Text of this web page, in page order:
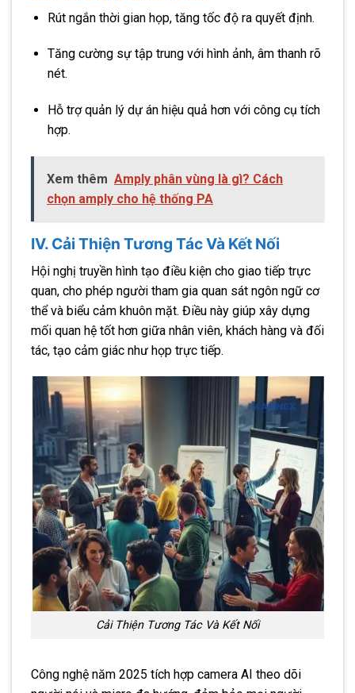
Rút ngắn thời gian họp, tăng tốc độ ra quyết định.
Tăng cường sự tập trung với hình ảnh, âm thanh rõ
nét.
Hỗ trợ quản lý dự án hiệu quả hơn với công cụ tích
hợp.
Xem thêm Amply phân vùng là gì? Cách
chọn amply cho hệ thống PA
IV. Cải Thiện Tương Tác Và Kết Nối
Hội nghị truyền hình tạo điều kiện cho giao tiếp trực
quan, cho phép người tham gia quan sát ngôn ngữ cơ
thể và biểu cảm khuôn mặt. Điều này giúp xây dựng
mối quan hệ tốt hơn giữa nhân viên, khách hàng và đối
tác, tạo cảm giác như họp trực tiếp.
Cải Thiện Tương Tác Và Kết Nối
Công nghệ năm 2025 tích hợp camera AI theo dõi